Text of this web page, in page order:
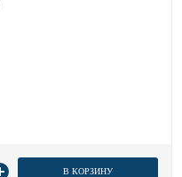
В КОРЗИНУ